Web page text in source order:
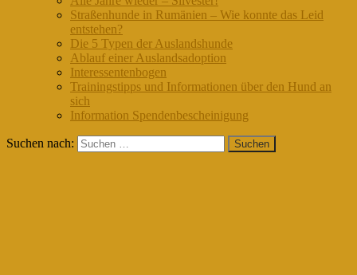
Straßenhunde in Rumänien – Wie konnte das Leid
entstehen?
Die 5 Typen der Auslandshunde
Ablauf einer Auslandsadoption
Interessentenbogen
Trainingstipps und Informationen über den Hund an
sich
Information Spendenbescheinigung
Suchen nach: